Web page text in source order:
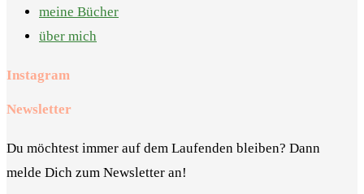
meine Bücher
über mich
Instagram
Newsletter
Du möchtest immer auf dem Laufenden bleiben? Dann
melde Dich zum Newsletter an!